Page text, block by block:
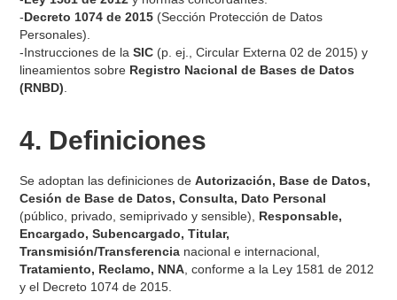
-Decreto 1074 de 2015 (Sección Protección de Datos
Personales).
-Instrucciones de laSIC (p. ej., Circular Externa 02 de 2015) y
lineamientos sobre Registro Nacional de Bases de Datos
(RNBD)
4. Definiciones
Se adoptan las definiciones deAutorización, Base de Datos,
Cesión de Base de Datos, Consulta, Dato Personal
(público, privado, semiprivado y sensible), Responsable,
Encargado, Subencargado, Titular,
Transmisión/Transferencia nacional e internacional,
Tratamiento, Reclamo, NNA , conforme a la Ley 1581 de 2012
y el Decreto 1074 de 2015.